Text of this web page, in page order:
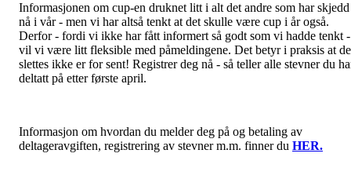
Informasjonen om cup-en druknet litt i alt det andre som har skjedd
nå i vår - men vi har altså tenkt at det skulle være cup i år også.
Derfor - fordi vi ikke har fått informert så godt som vi hadde tenkt -
vil vi være litt fleksible med påmeldingene. Det betyr i praksis at
slettes ikke er for sent! Registrer deg nå - så teller alle stevner du
deltatt på etter første april.
Informasjon om hvordan du melder deg på og betaling av
deltageravgiften, registrering av stevner m.m. finner du HER.